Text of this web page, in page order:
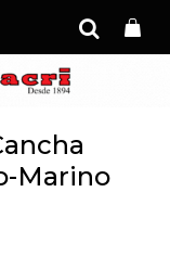
Marino